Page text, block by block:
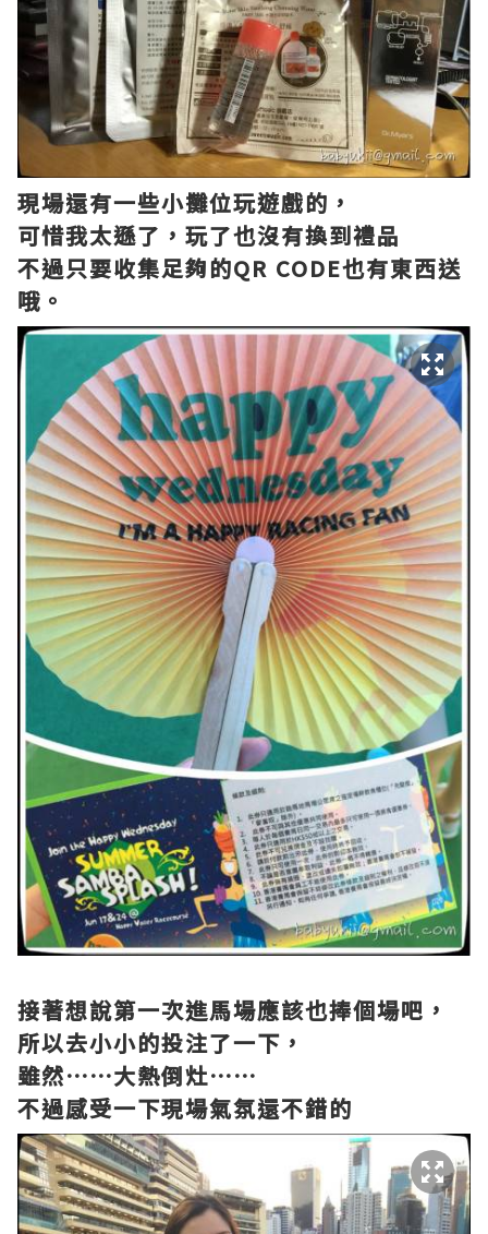
現場還有一些小攤位玩遊戲的，
可惜我太遜了，玩了也沒有換到禮品
不過只要收集足夠的QR CODE也有東西送
哦。
接著想說第一次進馬場應該也捧個場吧，
所以去小小的投注了一下，
雖然⋯⋯大熱倒灶⋯⋯
不過感受一下現場氣氛還不錯的